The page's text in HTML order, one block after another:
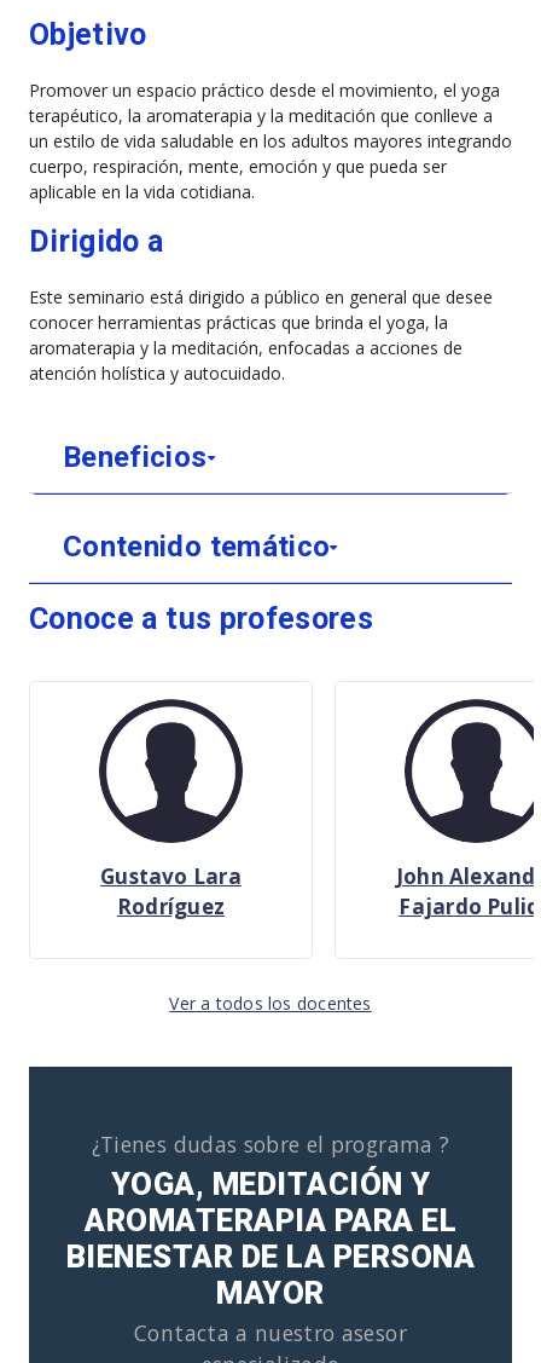
Objetivo
Promover un espacio práctico desde el movimiento, el yoga
terapéutico, la aromaterapia y la meditación que conlleve a
un estilo de vida saludable en los adultos mayores integrando
cuerpo, respiración, mente, emoción y que pueda ser
aplicable en la vida cotidiana.
Dirigido a
Este seminario está dirigido a público en general que desee
conocer herramientas prácticas que brinda el yoga, la
aromaterapia y la meditación, enfocadas a acciones de
atención holística y autocuidado.
Beneficios
Contenido temático
Conoce a tus profesores
Gustavo Lara
Rodríguez
John
Fajardo
Ver a todos los docentes
¿Tienes dudas sobre el programa ?
YOGA, MEDITACIÓN Y
AROMATERAPIA PARA EL
BIENESTAR DE LA PERSONA
MAYOR
Contacta a nuestro asesor